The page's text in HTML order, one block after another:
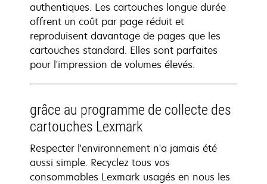
authentiques. Les cartouches longue durée
offrent un coût par page réduit et
reproduisent davantage de pages que les
cartouches standard. Elles sont parfaites
pour l'impression de volumes élevés.
grâce au programme de collecte des
cartouches Lexmark
Respecter l'environnement n'a jamais été
aussi simple. Recyclez tous vos
consommables Lexmark usagés en nous les